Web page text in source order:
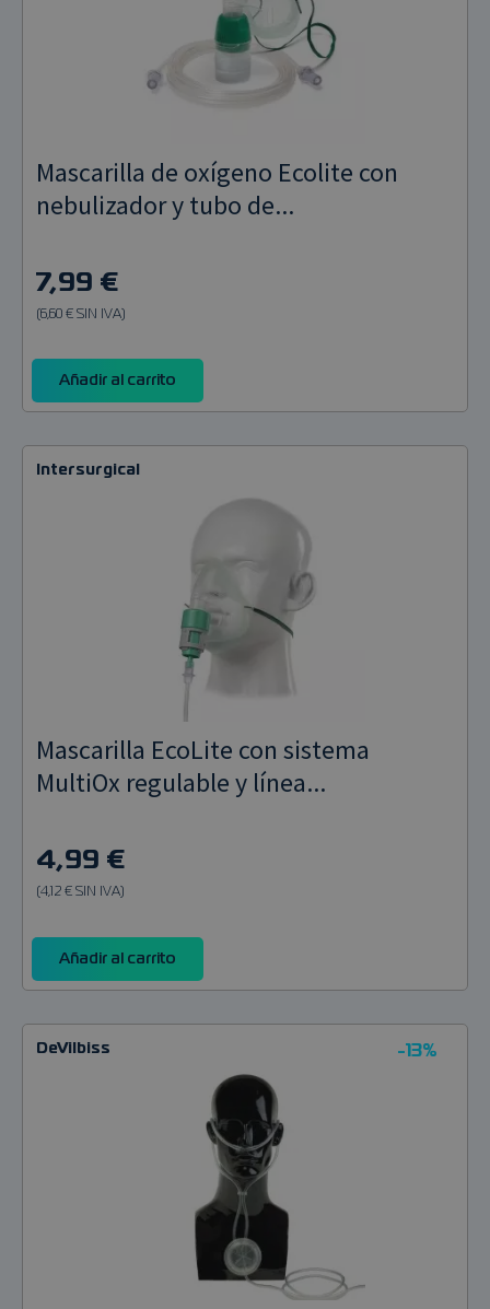
Mascarilla de oxígeno Ecolite con
nebulizador y tubo de...
7,99 €
(6,60 € SIN IVA)
Añadir al carrito
Intersurgical
Mascarilla EcoLite con sistema
MultiOx regulable y línea...
4,99 €
(4,12 € SIN IVA)
Añadir al carrito
DeVilbiss -13%